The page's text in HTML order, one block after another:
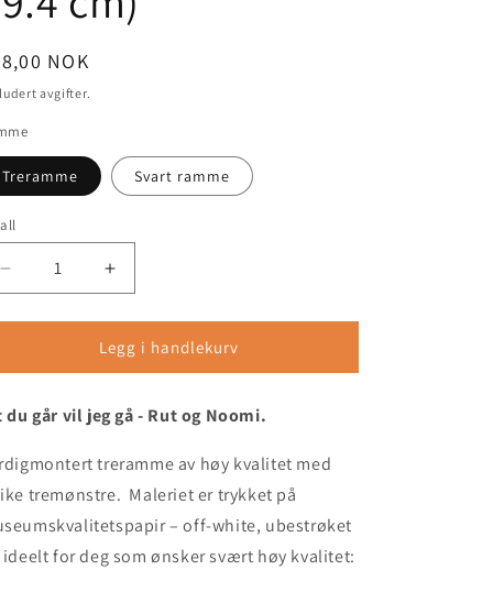
NOK
avgifter.
Treramme Svart ramme
antallet
for
og
-
med
treramme
A2
(42
Øk
antallet
for
Rut
og
-
med
treramme
-
A2
(42
Legg i handlekurv
du går vil jeg gå - Rut og Noomi.
treramme av høy kvalitet med
tremønstre. Maleriet er trykket på
– off‑white, ubestrøket
ideelt for deg som ønsker svært høy kvalitet: